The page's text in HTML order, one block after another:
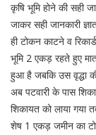
कृषि भूमि होने की सही
जाकर सही जानकारी
ही टोकन काटने व
भूमि 2 एकड़ रहते हुए
हुआ है जबकि उस वृद्धा
अब पटवारी के पास
शिकायत को लाया गया
शेष 1 एकड़ जमीन का